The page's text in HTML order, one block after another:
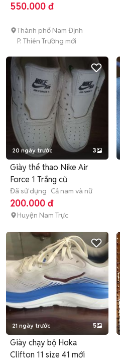
550.000 đ
Thành phố Nam Định
P. Thiên Trường mới
20 ngày trước 3
Giày thể thao Nike Air
Force 1 Trắng cũ
Đã sử dụng Cả nam và nữ
200.000 đ
Huyện Nam Trực
21 ngày trước 5
Giày chạy bộ Hoka
Clifton 11 size 41 mới